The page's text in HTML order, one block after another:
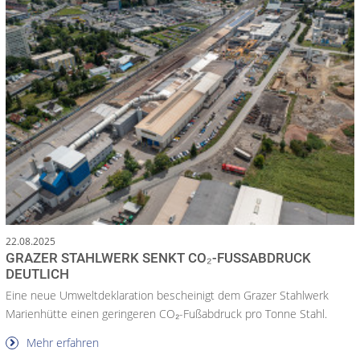
22.08.2025
GRAZER STAHLWERK SENKT CO₂-FUSSABDRUCK D
EUTLICH
Eine neue Umweltdeklaration bescheinigt dem Grazer Stahlwerk
Marienhütte einen geringeren CO₂-Fußabdruck pro Tonne Stahl.
Mehr erfahren